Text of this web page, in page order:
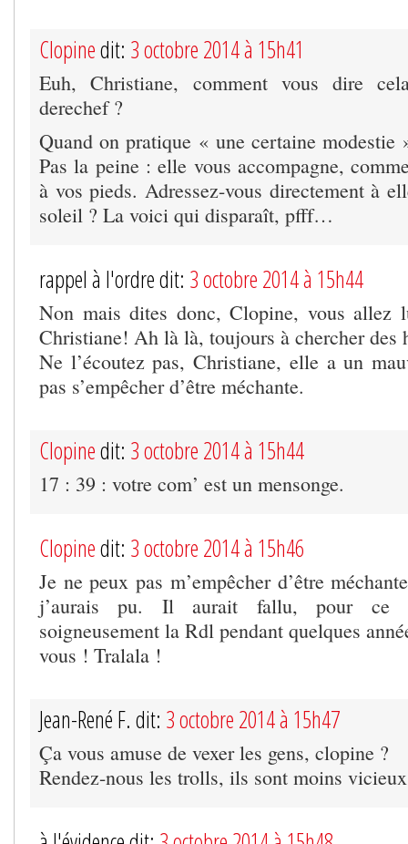
Clopinedit: 3 octobre 2014 à 15h41
Euh, Christiane, comment vous dire
derechef ?
Quand on pratique « une certaine modestie
Pas la peine : elle vous accompagne,
à vos pieds. Adressez-vous directement à
soleil ? La voici qui disparaît, pfff…
rappel à l'ordre dit: 3 octobre 2014 à 15h44
Non mais dites donc, Clopine, vous allez
Christiane! Ah là là, toujours à chercher des
Ne l’écoutez pas, Christiane, elle a un
pas s’empêcher d’être méchante.
Clopinedit: 3 octobre 2014 à 15h44
17 : 39 : votre com’ est un mensonge.
Clopinedit: 3 octobre 2014 à 15h46
Je ne peux pas m’empêcher d’être
j’aurais pu. Il aurait fallu, pour ce
soigneusement la Rdl pendant quelques
vous ! Tralala !
Jean-René F. dit: 3 octobre 2014 à 15h47
Ça vous amuse de vexer les gens, clopine ?
Rendez-nous les trolls, ils sont moins